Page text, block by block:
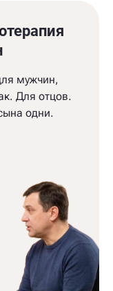
мужчин,
Для отцов.
одни.